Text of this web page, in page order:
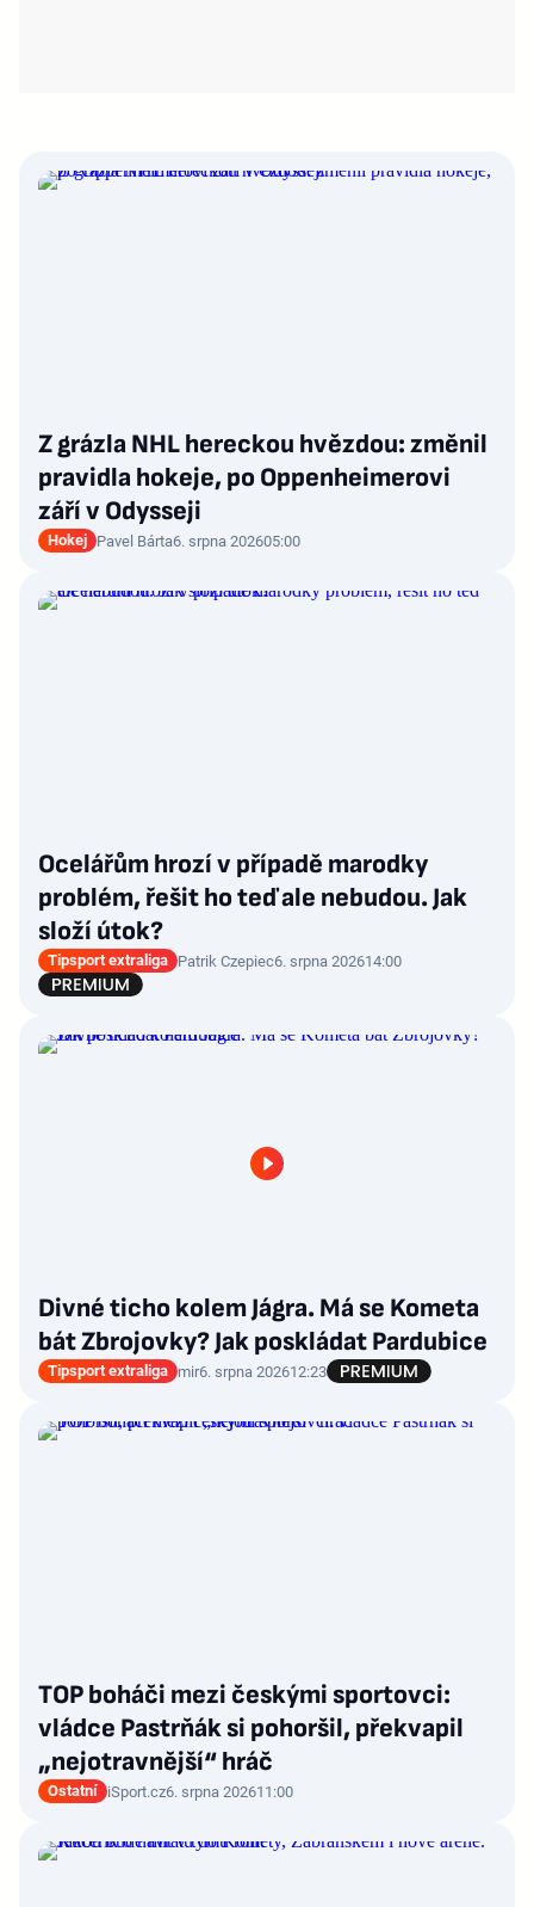
Z grázla NHL hereckou hvězdou: změnil
pravidla hokeje, po Oppenheimerovi
září v Odysseji
Hokej Pavel Bárta6. srpna 202605:00
Ocelářům hrozí v případě marodky
problém, řešit ho teď ale nebudou. Jak
složí útok?
Tipsport extraliga Patrik Czepiec6. srpna 202614:00
Divné ticho kolem Jágra. Má se Kometa
bát Zbrojovky? Jak poskládat Pardubice
Tipsport extraliga mir6. srpna 202612:23
TOP boháči mezi českými sportovci:
vládce Pastrňák si pohoršil, překvapil
„nejotravnější“ hráč
Ostatní iSport.cz6. srpna 202611:00